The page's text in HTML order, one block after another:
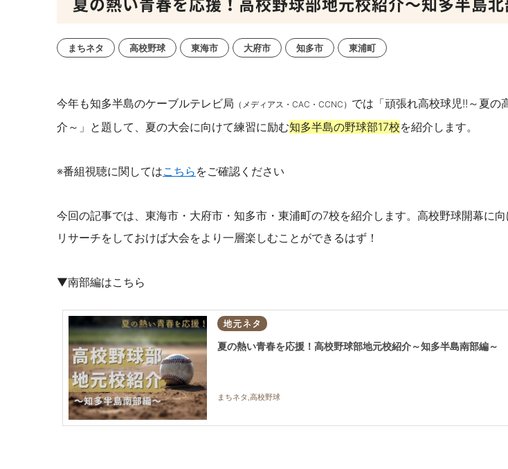
まちネタ 高校野球 東海市 大府市 知多市 東浦町
今年も知多半島のケーブルテレビ局 （メディアス・CAC・CCNC） では「頑張れ高校球児!!～夏の
介～」と題して、 夏の大会に向けて練習に励む知多半島の野球部17校を紹介します。
※番組視聴に関してはこちら をご確認ください
今回の記事では、東海市・大府市・知多市・東浦町の7校を紹介します。高校野球開幕に
リサーチをしておけば大会をより一層楽しむことができるはず！
▼南部編はこちら
地元ネタ
夏の熱い青春を応援！高校野球部地元校紹介～知多半島南部編～
まちネタ,高校野球